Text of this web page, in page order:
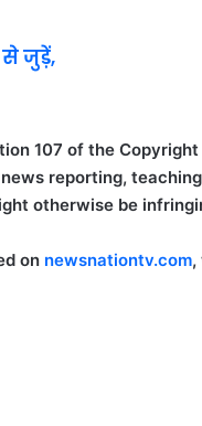
से जुड़ें,
107 of the
reporting,
otherwise be
on newsnationtv.com,